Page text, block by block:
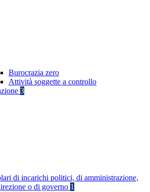
Burocrazia zero
Attività soggette a controllo
3
di incarichi politici, di amministrazione,
o di governo 1